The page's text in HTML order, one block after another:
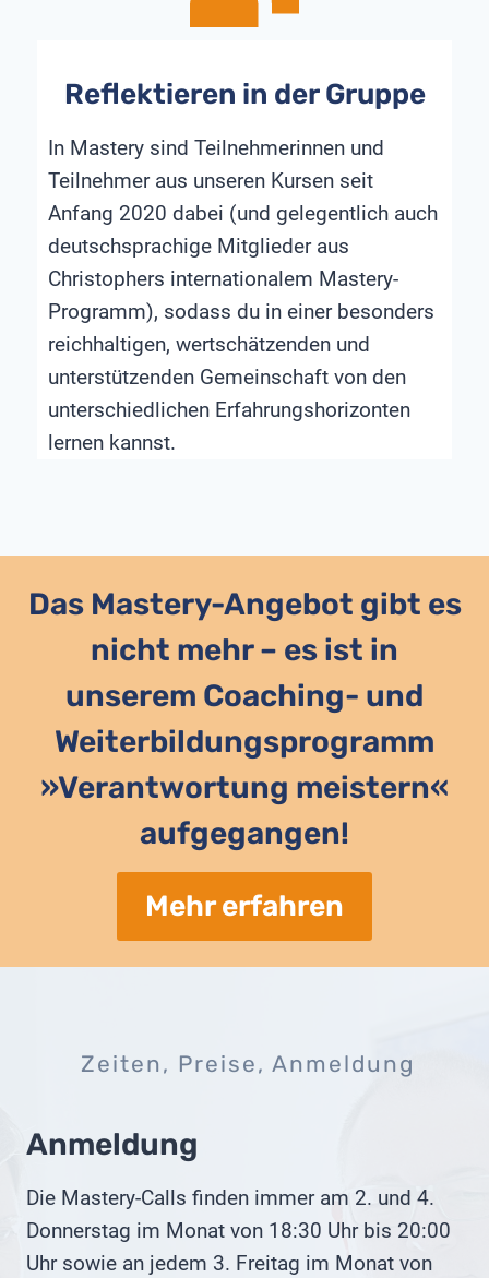
Reflektieren in der Gruppe
In Mastery sind Teilnehmerinnen und
Teilnehmer aus unseren Kursen seit
Anfang 2020 dabei (und gelegentlich auch
deutschsprachige Mitglieder aus
Christophers internationalem Mastery-
Programm), sodass du in einer besonders
reichhaltigen, wertschätzenden und
unterstützenden Gemeinschaft von den
unterschiedlichen Erfahrungshorizonten
lernen kannst.
Das Mastery-Angebot gibt es
nicht mehr – es ist in
unserem Coaching- und
Weiterbildungsprogramm
»Verantwortung meistern«
aufgegangen!
Mehr erfahren
Zeiten, Preise, Anmeldung
Anmeldung
Die Mastery-Calls finden immer am 2. und 4.
Donnerstag im Monat von 18:30 Uhr bis 20:00
Uhr sowie an jedem 3. Freitag im Monat von